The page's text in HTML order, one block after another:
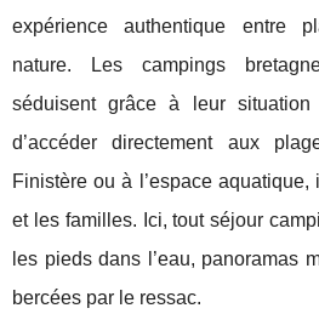
expérience authentique entre
nature. Les campings
séduisent grâce à leur situation
d’accéder directement aux
Finistère ou à l’espace
et les familles. Ici, tout séjour
les pieds dans l’eau, panoramas
bercées par le ressac.